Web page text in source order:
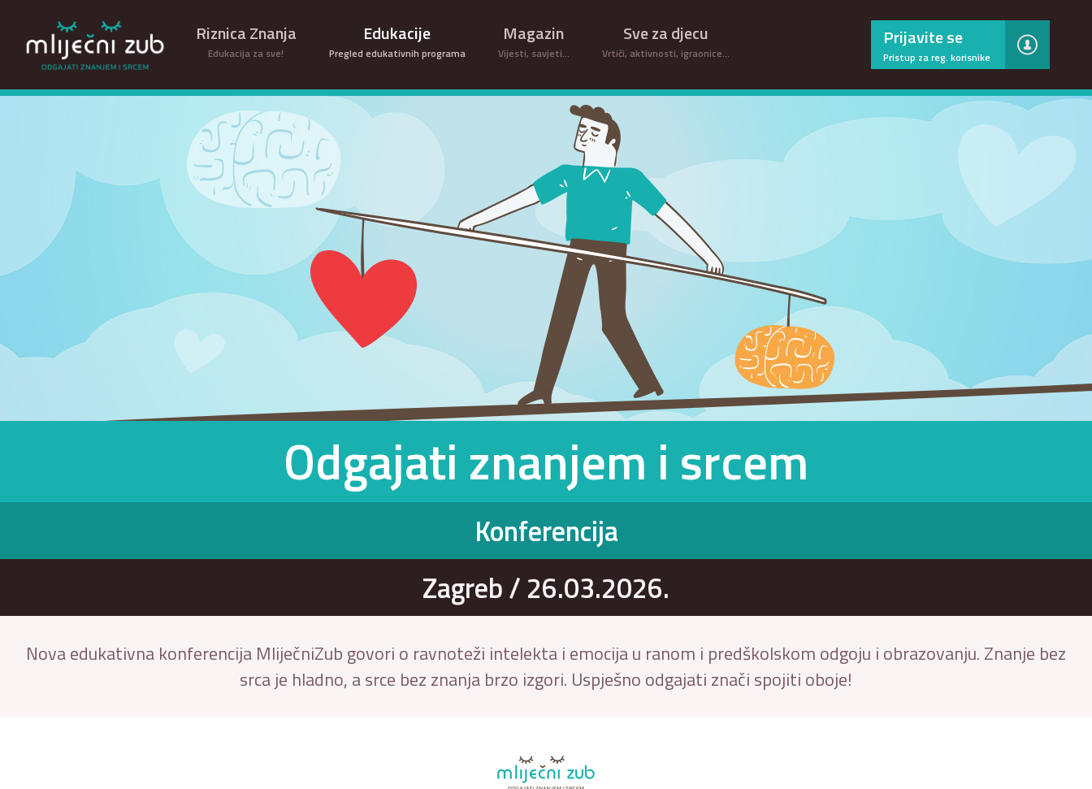
×
Riznica Znanja
Edukacija za sve!
Edukacije
Pregled edukativnih programa
Magazin
Vijesti, savjeti...
Sve za djecu
Vrtići, aktivnosti, igraonice…
Prijavite se
Pristup za reg. korisnike
Odgajati znanjem i srcem
Konferencija
Zagreb / 26.03.2026.
Nova edukativna konferencija MliječniZub govori o ravnoteži intelekta i emocija u ranom i predškolskom odgoju i obrazovanju. Znanje bez
srca je hladno, a srce bez znanja brzo izgori. Uspješno odgajati znači spojiti oboje!